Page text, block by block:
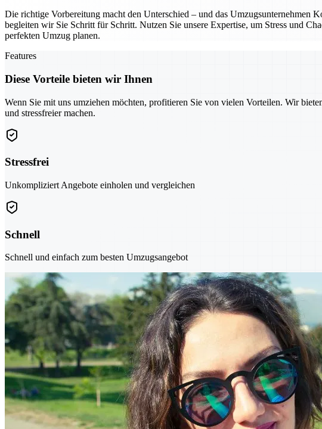
Die richtige Vorbereitung macht den Unterschied – und das Umzugsunternehmen
begleiten wir Sie Schritt für Schritt. Nutzen Sie unsere Expertise, um Stress und
perfekten Umzug planen.
Features
Diese Vorteile bieten wir Ihnen
Wenn Sie mit uns umziehen möchten, profitieren Sie von vielen Vorteilen. Wir
und stressfreier machen.
Stressfrei
Unkompliziert Angebote einholen und vergleichen
Schnell
Schnell und einfach zum besten Umzugsangebot